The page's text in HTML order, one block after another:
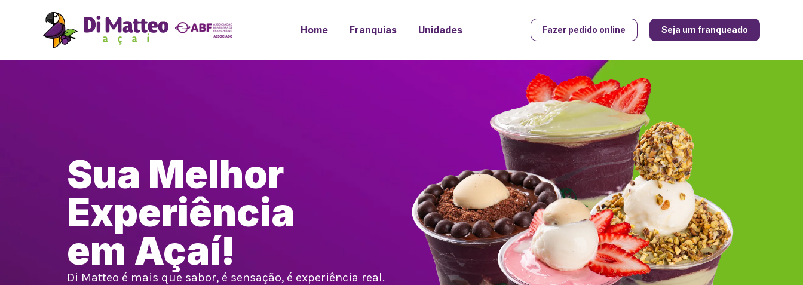
Home Franquias Unidades Fazer pedido online Seja um franqueado
Sua Melhor
Experiência
em Açaí!
Di Matteo é mais que sabor, é sensação, é experiência real.